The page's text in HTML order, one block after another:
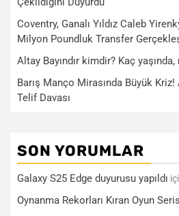
Coventry, Ganalı Yıldız Caleb
Milyon Poundluk Transfer
Altay Bayındır kimdir? Kaç
Barış Manço Mirasında Büyük
Telif Davası
SON YORUMLAR
Galaxy S25 Edge duyurusu yapıldı
Oynanma Rekorları Kıran Oyun